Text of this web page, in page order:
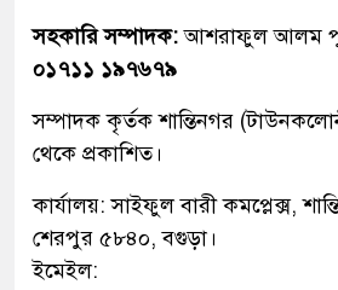
সহকারি সম্পাদক:আশরাফুল আলম
০১৭১১ ১৯৭৬৭৯
সম্পাদক কৃর্তক শান্তিনগর
থেকে প্রকাশিত।
কার্যালয়: সাইফুল বারী কমপ্লেক্স,
শেরপুর ৫৮৪০, বগুড়া।
ইমেইল: